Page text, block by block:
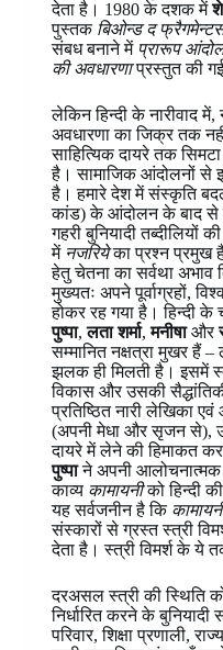
देता है। 1980 के दशक में
पुस्तक बिओन्ड द
संबध बनाने में प्रारूप
की अवधारणाप्रस्तुत की
लेकिन हिन्दी के नारीवाद में,
अवधारणा का जिक्र तक नहीं
साहित्यिक दायरे तक
है। सामाजिक आंदोलनों से
है। हमारे देश में संस्कृति
कांड) के आंदोलन के बाद से
गहरी बुनियादी तब्दीलियों
में नजरियेका प्रश्न प्रमुख
हेतु चेतना का सर्वथा अभाव
मुख्यतः अपने पूर्वाग्रहों,
होकर रह गया है। हिन्दी के
पुष्पा,लता शर्मा,मनीषाऔर
सम्मानित नक्षत्रा मुखर हैं
झलक ही मिलती है। इसमें
विकास और उसकी
प्रतिष्ठित नारी लेखिका
(अपनी मेधा और सृजन से),
दायरे में लेने की हिमाकत
पुष्पाने अपनी आलोचनात्मक
काव्य कामायनीको हिन्दी
यह सर्वजनीन है कि
संस्कारों से ग्रस्त स्त्री
देता है। स्त्री विमर्श के ये
दरअसल स्त्री की स्थिति
निर्धारित करने के
परिवार, शिक्षा प्रणाली,